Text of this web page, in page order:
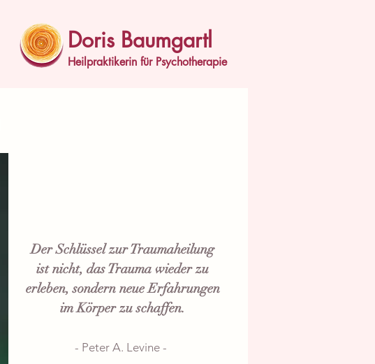
Doris Baumgartl
Heilpraktikerin für Psychotherapie
Der Schlüssel zur Traumaheilung
ist nicht, das Trauma wieder zu
erleben, sondern neue Erfahrungen
im Körper zu schaffen.
- Peter A. Levine -